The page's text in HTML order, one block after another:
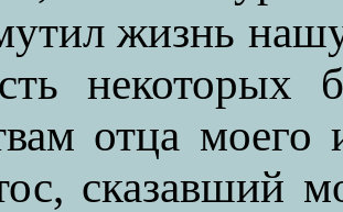
жизнь
отца
сказавший